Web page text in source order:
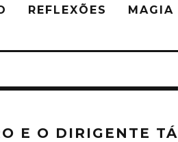
REFLEXÕES MAGIA
E O DIRIGENTE TÁ